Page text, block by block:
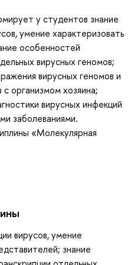
у студентов знание
умение характеризовать
особенностей
вирусных геномов;
вирусных геномов и
организмом хозяина;
вирусных инфекций
заболеваниями.
«Молекулярная
вирусов, умение
знание